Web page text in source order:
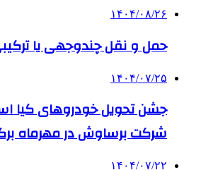
۱۴۰۴/۰۸/۲۶
حمل و نقل چندوجهی یا
۱۴۰۴/۰۷/۲۵
جشن تحویل خودروهای کیا
شرکت برساوش در مهرماه
۱۴۰۴/۰۷/۲۲